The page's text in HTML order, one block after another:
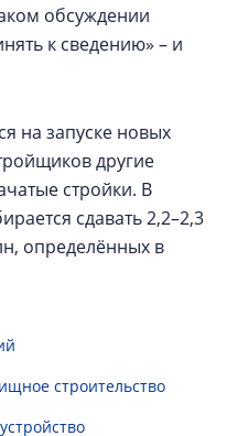
обсуждении
к сведению» – и
на запуске новых
другие
стройки. В
сдавать 2,2–2,3
определённых в
строительство